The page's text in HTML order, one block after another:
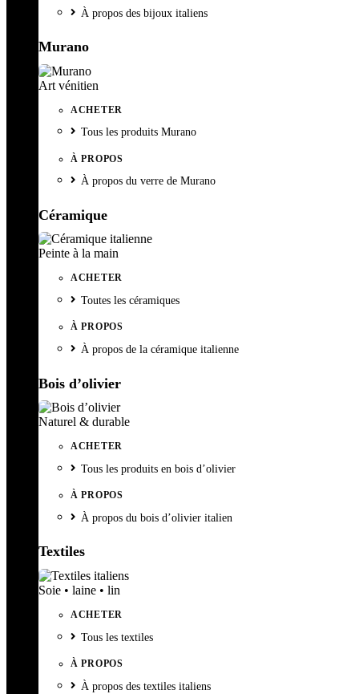
À propos des bijoux italiens
Murano
Art vénitien
ACHETER
Tous les produits Murano
À PROPOS
À propos du verre de Murano
Céramique
Peinte à la main
ACHETER
Toutes les céramiques
À PROPOS
À propos de la céramique italienne
Bois d’olivier
Naturel & durable
ACHETER
Tous les produits en bois d’olivier
À PROPOS
À propos du bois d’olivier italien
Textiles
Soie • laine • lin
ACHETER
Tous les textiles
À PROPOS
À propos des textiles italiens